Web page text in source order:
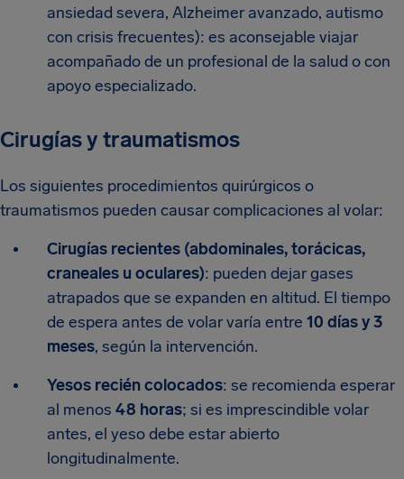
ansiedad severa, Alzheimer avanzado, autismo
con crisis frecuentes): es aconsejable viajar
acompañado de un profesional de la salud o con
apoyo especializado.
Cirugías y traumatismos
Los siguientes procedimientos quirúrgicos o
traumatismos pueden causar complicaciones al volar:
Cirugías recientes (abdominales, torácicas,
craneales u oculares): pueden dejar gases
atrapados que se expanden en altitud. El tiempo
de espera antes de volar varía entre 10 días y 3
meses, según la intervención.
Yesos recién colocados: se recomienda esperar
al menos 48 horas; si es imprescindible volar
antes, el yeso debe estar abierto
longitudinalmente.